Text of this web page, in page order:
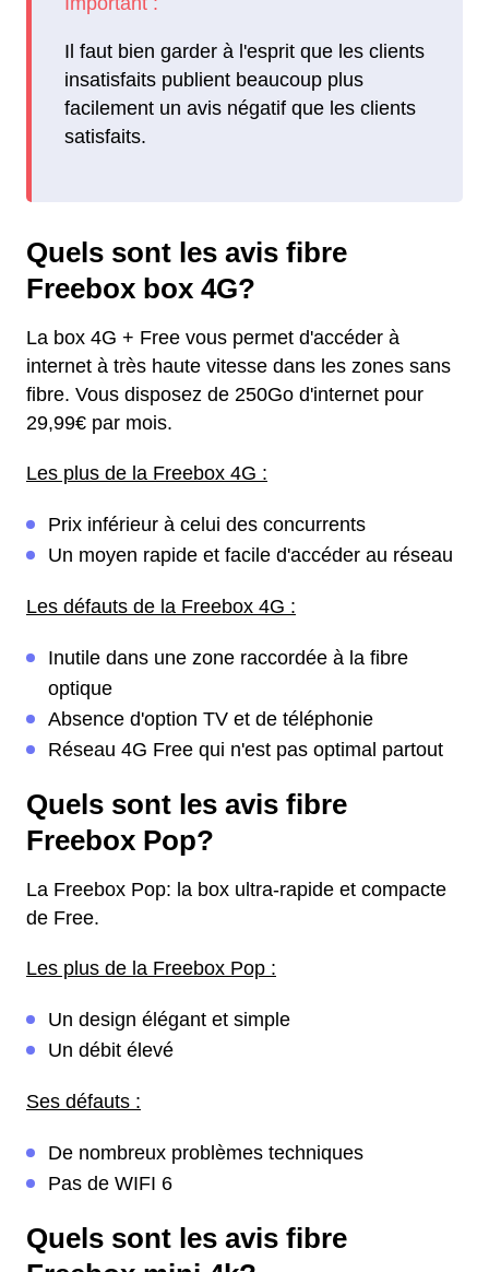
Il faut bien garder à l'esprit que les clients
insatisfaits publient beaucoup plus
facilement un avis négatif que les clients
satisfaits.
Quels sont les avis fibre
Freebox box 4G?
La box 4G + Free vous permet d'accéder à
internet à très haute vitesse dans les zones sans
fibre. Vous disposez de 250Go d'internet pour
29,99€ par mois.
Les plus de la Freebox 4G :
Prix inférieur à celui des concurrents
Un moyen rapide et facile d'accéder au réseau
Les défauts de la Freebox 4G :
Inutile dans une zone raccordée à la fibre
optique
Absence d'option TV et de téléphonie
Réseau 4G Free qui n'est pas optimal partout
Quels sont les avis fibre
Freebox Pop?
La Freebox Pop: la box ultra-rapide et compacte
de Free.
Les plus de la Freebox Pop :
Un design élégant et simple
Un débit élevé
Ses défauts :
De nombreux problèmes techniques
Pas de WIFI 6
Quels sont les avis fibre